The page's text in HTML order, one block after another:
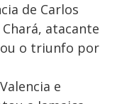
de Carlos
atacante
o triunfo por
e